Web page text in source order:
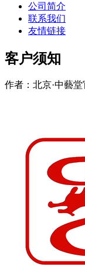
公司简介
联系我们
友情链接
客户须知
作者：北京·中藝